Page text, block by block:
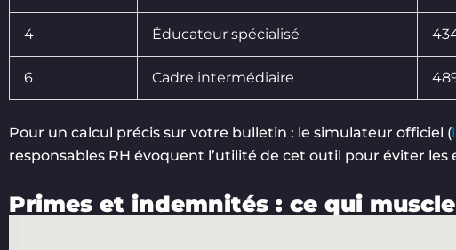
4 Éducateur spécialisé
6 Cadre intermédiaire
Pour un calcul précis sur votre bulletin : le simulateur officiel (
responsables RH évoquent l’utilité de cet outil pour éviter
Primes et indemnités : ce qui